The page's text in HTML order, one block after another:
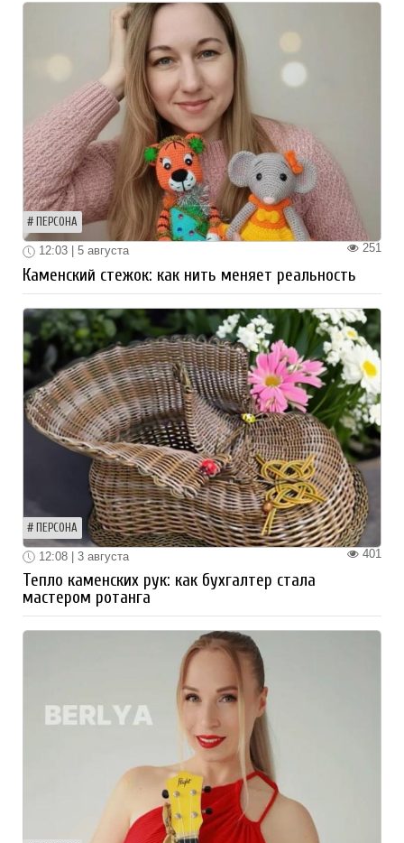
ПЕРСОНА
251
12:03 | 5 августа
Каменский стежок: как нить меняет реальность
ПЕРСОНА
401
12:08 | 3 августа
Тепло каменских рук: как бухгалтер стала
мастером ротанга